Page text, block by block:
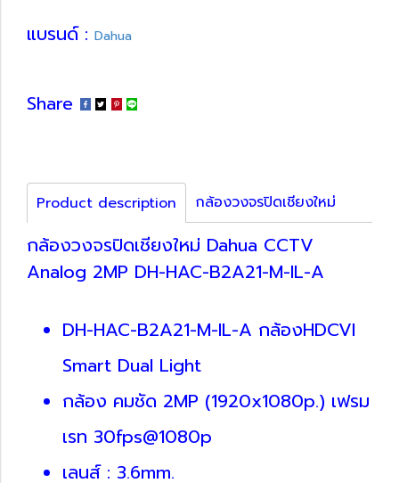
แบรนด์ : Dahua
Share
Product description กล้องวงจรปิดเชียงใหม่
กล้องวงจรปิดเชียงใหม่ Dahua CCTV
Analog 2MP DH-HAC-B2A21-M-IL-A
DH-HAC-B2A21-M-IL-A กล้องHDCVI
Smart Dual Light
กล้อง คมชัด 2MP (1920x1080p.) เฟรม
เรท 30fps@1080p
เลนส์ : 3.6mm.